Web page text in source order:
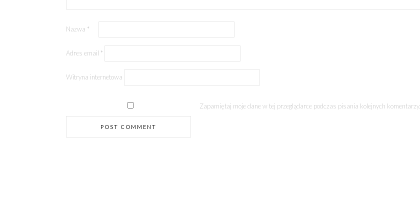
Nazwa *
Adres email *
Witryna internetowa
Zapamiętaj moje dane w tej przeglądarce podczas pisania kolejnych komentarzy.